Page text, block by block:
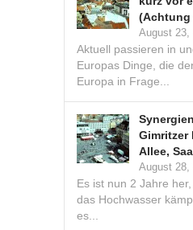
(Achtung
August 23,
Aktuell passieren in
Europas Dinge, die
Europa in Frage...
Gimritzer
Allee,
August 28,
Es ist nun 2 Jahre
das Hochwasser
es...